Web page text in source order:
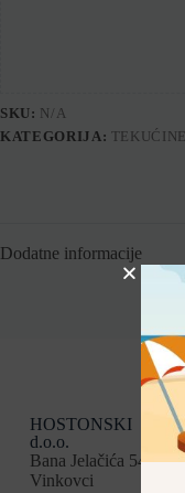
SKU: N/A
KATEGORIJA: TEKUĆINE
Dodatne informacije
HOSTONSKI
d.o.o.
Bana Jelačića 54,
Vinkovci